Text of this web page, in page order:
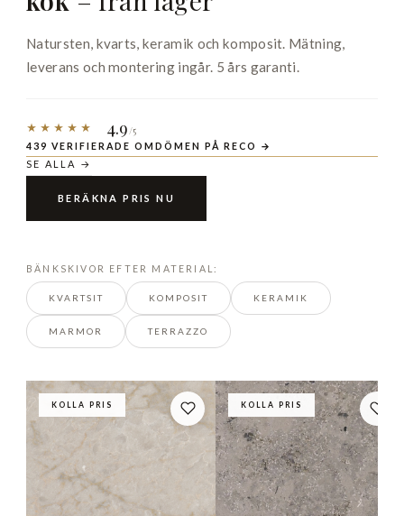
Natursten, kvarts, keramik och komposit. Mätning,
leverans och montering ingår. 5 års garanti.
★★★★★ 4.9 /5
439 VERIFIERADE OMDÖMEN PÅ RECO →
SE ALLA →
BERÄKNA PRIS NU
BÄNKSKIVOR EFTER MATERIAL:
KVARTSIT KOMPOSIT KERAMIK
MARMOR TERRAZZO
KOLLA PRIS KOLLA PRIS